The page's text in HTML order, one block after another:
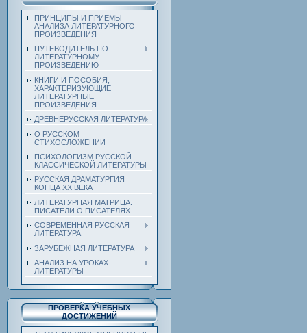
ПРИНЦИПЫ И ПРИЕМЫ
АНАЛИЗА ЛИТЕРАТУРНОГО
ПРОИЗВЕДЕНИЯ
ПУТЕВОДИТЕЛЬ ПО
ЛИТЕРАТУРНОМУ
ПРОИЗВЕДЕНИЮ
КНИГИ И ПОСОБИЯ,
ХАРАКТЕРИЗУЮЩИЕ
ЛИТЕРАТУРНЫЕ
ПРОИЗВЕДЕНИЯ
ДРЕВНЕРУССКАЯ ЛИТЕРАТУРА
О РУССКОМ
СТИХОСЛОЖЕНИИ
ПСИХОЛОГИЗМ РУССКОЙ
КЛАССИЧЕСКОЙ ЛИТЕРАТУРЫ
РУССКАЯ ДРАМАТУРГИЯ
КОНЦА ХХ ВЕКА
ЛИТЕРАТУРНАЯ МАТРИЦА.
ПИСАТЕЛИ О ПИСАТЕЛЯХ
СОВРЕМЕННАЯ РУССКАЯ
ЛИТЕРАТУРА
ЗАРУБЕЖНАЯ ЛИТЕРАТУРА
АНАЛИЗ НА УРОКАХ
ЛИТЕРАТУРЫ
ПРОВЕРКА УЧЕБНЫХ
ДОСТИЖЕНИЙ